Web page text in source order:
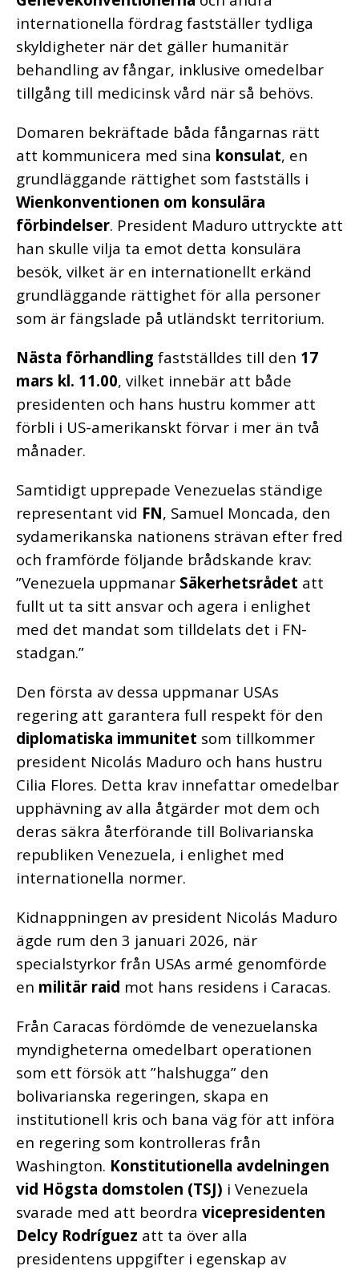
internationella fördrag fastställer tydliga
skyldigheter när det gäller humanitär
behandling av fångar, inklusive omedelbar
tillgång till medicinsk vård när så behövs.
Domaren bekräftade båda fångarnas rätt
att kommunicera med sina konsulat, en
grundläggande rättighet som fastställs i
Wienkonventionen om konsulära
förbindelser. President Maduro uttryckte att
han skulle vilja ta emot detta konsulära
besök, vilket är en internationellt erkänd
grundläggande rättighet för alla personer
som är fängslade på utländskt territorium.
Nästa förhandling fastställdes till den 17
mars kl. 11.00, vilket innebär att både
presidenten och hans hustru kommer att
förbli i US-amerikanskt förvar i mer än två
månader.
Samtidigt upprepade Venezuelas ständige
representant vid FN, Samuel Moncada, den
sydamerikanska nationens strävan efter fred
och framförde följande brådskande krav:
”Venezuela uppmanar Säkerhetsrådet att
fullt ut ta sitt ansvar och agera i enlighet
med det mandat som tilldelats det i FN-
stadgan.”
Den första av dessa uppmanar USAs
regering att garantera full respekt för den
diplomatiska immunitet som tillkommer
president Nicolás Maduro och hans hustru
Cilia Flores. Detta krav innefattar omedelbar
upphävning av alla åtgärder mot dem och
deras säkra återförande till Bolivarianska
republiken Venezuela, i enlighet med
internationella normer.
Kidnappningen av president Nicolás Maduro
ägde rum den 3 januari 2026, när
specialstyrkor från USAs armé genomförde
en militär raid mot hans residens i Caracas.
Från Caracas fördömde de venezuelanska
myndigheterna omedelbart operationen
som ett försök att ”halshugga” den
bolivarianska regeringen, skapa en
institutionell kris och bana väg för att införa
en regering som kontrolleras från
Washington. Konstitutionella avdelningen
vid Högsta domstolen (TSJ) i Venezuela
svarade med att beordra vicepresidenten
Delcy Rodríguez att ta över alla
presidentens uppgifter i egenskap av